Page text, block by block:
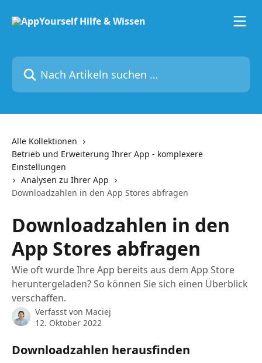
Nach Artikeln suchen …
Alle Kollektionen
Betrieb und Erweiterung Ihrer App - komplexere
Einstellungen
Analysen zu Ihrer App
Downloadzahlen in den App Stores abfragen
Downloadzahlen in den
App Stores abfragen
Wie oft wurde Ihre App bereits aus dem App Store
heruntergeladen? So können Sie sich einen Überblick
verschaffen.
Verfasst von Maciej
12. Oktober 2022
Downloadzahlen herausfinden